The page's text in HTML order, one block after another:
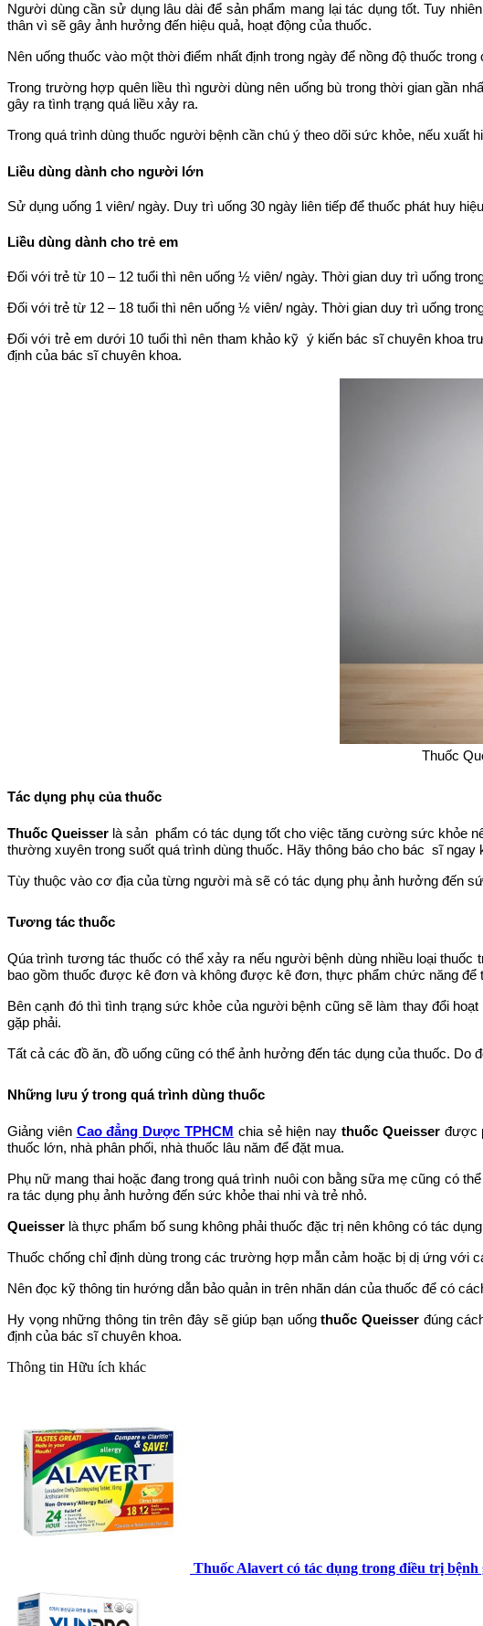
Người dùng cần sử dụng lâu dài để sản phẩm mang lại tác dụng tốt. Tuy
thân vì sẽ gây ảnh hưởng đến hiệu quả, hoạt động của thuốc.
Nên uống thuốc vào một thời điểm nhất định trong ngày để nồng độ thuốc
Trong trường hợp quên liều thì người dùng nên uống bù trong thời gian gần
gây ra tình trạng quá liều xảy ra.
Trong quá trình dùng thuốc người bệnh cần chú ý theo dõi sức khỏe, nếu
Liều dùng dành cho người lớn
Sử dụng uống 1 viên/ ngày. Duy trì uống 30 ngày liên tiếp để thuốc phát huy
Liều dùng dành cho trẻ em
Đối với trẻ từ 10 – 12 tuổi thì nên uống ½ viên/ ngày. Thời gian duy trì uống
Đối với trẻ từ 12 – 18 tuổi thì nên uống ½ viên/ ngày. Thời gian duy trì uống
Đối với trẻ em dưới 10 tuổi thì nên tham khảo kỹ ý kiến bác sĩ chuyên khoa
định của bác sĩ chuyên khoa.
Thuốc
Tác dụng phụ của thuốc
Thuốc Queisser là sản phẩm có tác dụng tốt cho việc tăng cường sức khỏe
thường xuyên trong suốt quá trình dùng thuốc. Hãy thông báo cho bác sĩ
Tùy thuộc vào cơ địa của từng người mà sẽ có tác dụng phụ ảnh hưởng đến
Tương tác thuốc
Qúa trình tương tác thuốc có thể xảy ra nếu người bệnh dùng nhiều loại
bao gồm thuốc được kê đơn và không được kê đơn, thực phẩm chức năng
Bên cạnh đó thì tình trạng sức khỏe của người bệnh cũng sẽ làm thay đổi
gặp phải.
Tất cả các đồ ăn, đồ uống cũng có thể ảnh hưởng đến tác dụng của thuốc.
Những lưu ý trong quá trình dùng thuốc
Giảng viên Cao đẳng Dược TPHCM chia sẻ hiện nay thuốc Queisserđược
thuốc lớn, nhà phân phối, nhà thuốc lâu năm để đặt mua.
Phụ nữ mang thai hoặc đang trong quá trình nuôi con bằng sữa mẹ cũng có
ra tác dụng phụ ảnh hưởng đến sức khỏe thai nhi và trẻ nhỏ.
Queisser là thực phẩm bố sung không phải thuốc đặc trị nên không có tác
Thuốc chống chỉ định dùng trong các trường hợp mẫn cảm hoặc bị dị ứng với
Nên đọc kỹ thông tin hướng dẫn bảo quản in trên nhãn dán của thuốc để có
Hy vọng những thông tin trên đây sẽ giúp bạn uốngthuốcQueisser đúng
định của bác sĩ chuyên khoa.
Thông tin Hữu ích khác
Thuốc Alavert có tác dụng trong điều trị bệnh